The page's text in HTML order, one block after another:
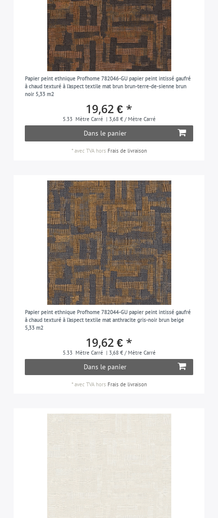
Papier peint ethnique Profhome 782046-GU papier peint intissé gaufré
à chaud texturé à l'aspect textile mat brun brun-terre-de-sienne brun
noir 5,33 m2
19,62 € *
5.33 Mètre Carré | 3,68 € / Mètre Carré
Dans le panier
*avec TVAhors Frais de livraison
Papier peint ethnique Profhome 782044-GU papier peint intissé gaufré
à chaud texturé à l'aspect textile mat anthracite gris-noir brun beige
5,33 m2
19,62 € *
5.33 Mètre Carré | 3,68 € / Mètre Carré
Dans le panier
*avec TVAhors Frais de livraison